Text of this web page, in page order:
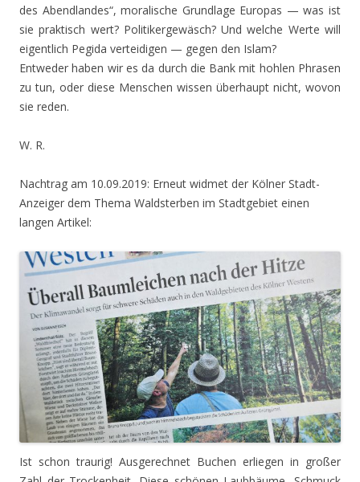
des Abendlandes“, moralische Grundlage Europas — was ist
sie praktisch wert? Politikergewäsch? Und welche Werte will
eigentlich Pegida verteidigen — gegen den Islam?
Entweder haben wir es da durch die Bank mit hohlen Phrasen
zu tun, oder diese Menschen wissen überhaupt nicht, wovon
sie reden.
W. R.
Nachtrag am 10.09.2019: Erneut widmet der Kölner Stadt-
Anzeiger dem Thema Waldsterben im Stadtgebiet einen
langen Artikel:
Ist schon traurig! Ausgerechnet Buchen erliegen in großer